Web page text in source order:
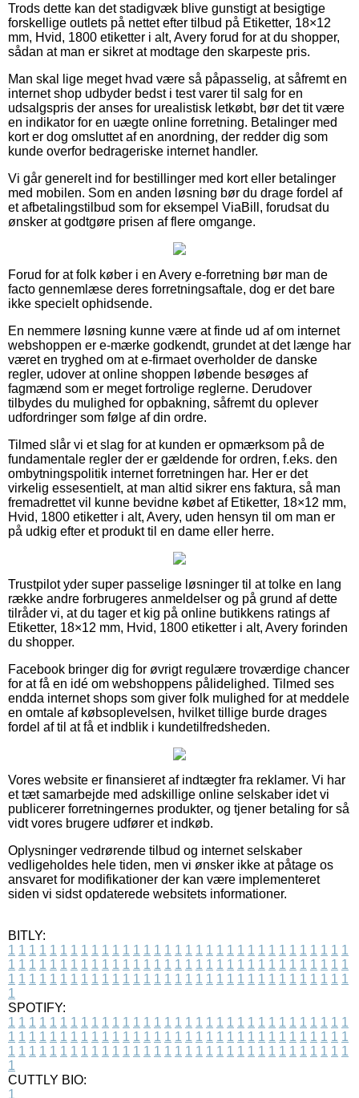
Trods dette kan det stadigvæk blive gunstigt at besigtige
forskellige outlets på nettet efter tilbud på Etiketter, 18×12
mm, Hvid, 1800 etiketter i alt, Avery forud for at du shopper,
sådan at man er sikret at modtage den skarpeste pris.
Man skal lige meget hvad være så påpasselig, at såfremt en
internet shop udbyder bedst i test varer til salg for en
udsalgspris der anses for urealistisk letkøbt, bør det tit være
en indikator for en uægte online forretning. Betalinger med
kort er dog omsluttet af en anordning, der redder dig som
kunde overfor bedrageriske internet handler.
Vi går generelt ind for bestillinger med kort eller betalinger
med mobilen. Som en anden løsning bør du drage fordel af
et afbetalingstilbud som for eksempel ViaBill, forudsat du
ønsker at godtgøre prisen af flere omgange.
Forud for at folk køber i en Avery e-forretning bør man de
facto gennemlæse deres forretningsaftale, dog er det bare
ikke specielt ophidsende.
En nemmere løsning kunne være at finde ud af om internet
webshoppen er e-mærke godkendt, grundet at det længe har
været en tryghed om at e-firmaet overholder de danske
regler, udover at online shoppen løbende besøges af
fagmænd som er meget fortrolige reglerne. Derudover
tilbydes du mulighed for opbakning, såfremt du oplever
udfordringer som følge af din ordre.
Tilmed slår vi et slag for at kunden er opmærksom på de
fundamentale regler der er gældende for ordren, f.eks. den
ombytningspolitik internet forretningen har. Her er det
virkelig essesentielt, at man altid sikrer ens faktura, så man
fremadrettet vil kunne bevidne købet af Etiketter, 18×12 mm,
Hvid, 1800 etiketter i alt, Avery, uden hensyn til om man er
på udkig efter et produkt til en dame eller herre.
Trustpilot yder super passelige løsninger til at tolke en lang
række andre forbrugeres anmeldelser og på grund af dette
tilråder vi, at du tager et kig på online butikkens ratings af
Etiketter, 18×12 mm, Hvid, 1800 etiketter i alt, Avery forinden
du shopper.
Facebook bringer dig for øvrigt regulære troværdige chancer
for at få en idé om webshoppens pålidelighed. Tilmed ses
endda internet shops som giver folk mulighed for at meddele
en omtale af købsoplevelsen, hvilket tillige burde drages
fordel af til at få et indblik i kundetilfredsheden.
Vores website er finansieret af indtægter fra reklamer. Vi har
et tæt samarbejde med adskillige online selskaber idet vi
publicerer forretningernes produkter, og tjener betaling for så
vidt vores brugere udfører et indkøb.
Oplysninger vedrørende tilbud og internet selskaber
vedligeholdes hele tiden, men vi ønsker ikke at påtage os
ansvaret for modifikationer der kan være implementeret
siden vi sidst opdaterede websitets informationer.
BITLY:
1 1 1 1 1 1 1 1 1 1 1 1 1 1 1 1 1 1 1 1 1 1 1 1 1 1 1 1 1 1 1 1 1
1 1 1 1 1 1 1 1 1 1 1 1 1 1 1 1 1 1 1 1 1 1 1 1 1 1 1 1 1 1 1 1 1
1 1 1 1 1 1 1 1 1 1 1 1 1 1 1 1 1 1 1 1 1 1 1 1 1 1 1 1 1 1 1 1 1
1
SPOTIFY:
1 1 1 1 1 1 1 1 1 1 1 1 1 1 1 1 1 1 1 1 1 1 1 1 1 1 1 1 1 1 1 1 1
1 1 1 1 1 1 1 1 1 1 1 1 1 1 1 1 1 1 1 1 1 1 1 1 1 1 1 1 1 1 1 1 1
1 1 1 1 1 1 1 1 1 1 1 1 1 1 1 1 1 1 1 1 1 1 1 1 1 1 1 1 1 1 1 1 1
1
CUTTLY BIO:
1